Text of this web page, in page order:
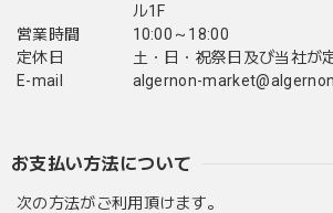
ル1F
営業時間
10:00～18:00
定休日
土・日・祝祭日及び当社が
E-mail
algernon-
お支払い方法について
次の方法がご利用頂けます。